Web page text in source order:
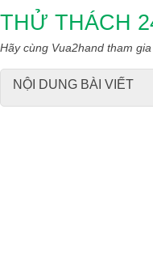
THỬ THÁCH
Hãy cùng Vua2hand tham
NỘI DUNG BÀI VIẾT